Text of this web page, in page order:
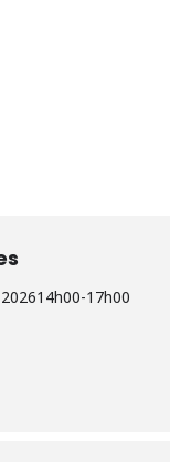
14h00-17h00